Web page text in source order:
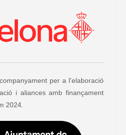
per a l'elaboració
i aliances amb finançament
2024.